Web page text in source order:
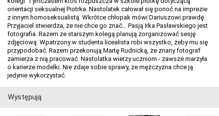
orientacji seksualnej Piotrka. Nastolatek całował się ponoć na imprezie
z innym homoseksualistą. Wkrótce chłopak mówi Dariuszowi prawdę.
Przyjaciel stwierdza, że nie chce go znać... Pasją Irka Pasławskiego jest
fotografia. Razem ze starszym kolegą planują zorganizować sesję
zdjęciową. Wpatrzony w studenta licealista robi wszystko, żeby mu się
przypodobać. Razem przekonują Martę Rudnicką, że znany fotograf
zamierza z nią pracować. Nastolatka wierzy uczniom - zawsze marzyła
o karierze modelki. Nie zdaje sobie sprawy, że mężczyzna chce ją
jedynie wykorzystać.
Występują